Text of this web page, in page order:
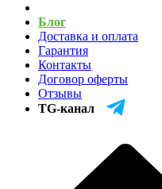
Блог
Доставка и оплата
Гарантия
Контакты
Договор оферты
Отзывы
TG-канал